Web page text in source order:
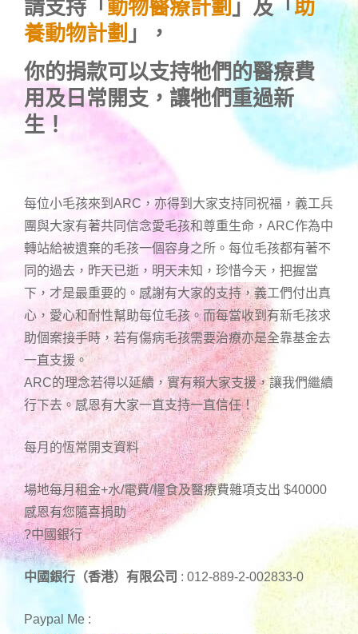
請支持「 動物醫療計劃 」及「助
養動物計劃 」，
你的捐款可以支持牠們的醫療費
用及日常開支，讓牠們重過新
生！
每位小毛孩來到ARC，亦得到大家支持同祝福，義工兵
團與大家有著共同信念愛毛孩和尊重生命，ARC作為中
轉站給被遺棄的毛孩一個容身之所。每位毛孩都有著不
同的過去，昨天已逝，明天未知，珍惜今天，把握當
下，才是最重要的。感謝有大家的支持，義工們付出真
心，愛心和耐性幫助每位毛孩。而每當收到有新毛孩求
助個案接手時，若有傷病毛孩需要治療亦是全靠基金去
一直支援。
ARC的理念若得以延續，實有賴大家支援，讓我們繼續
行下去。感恩有大家一直支持一直信任！
每月的恆常開支資料
場地每月租金+水/電費/糧食及醫療費雜項支出 $40000
感恩有您隨喜捐助
?中國銀行
中國銀行（香港）有限公司 : 012-889-2-002833-0
Paypal Me :